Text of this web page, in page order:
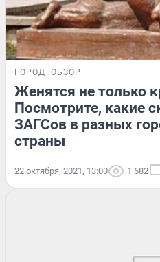
ГОРОД ОБЗОР
Женятся не только
Посмотрите, какие
ЗАГСов в разных
страны
22 октября, 2021, 13:00 1 682